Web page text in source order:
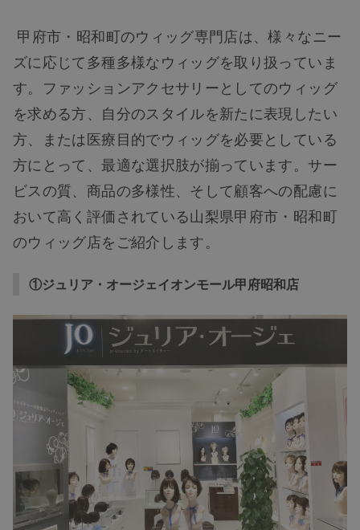
甲府市・昭和町のウィッグ専門店は、様々なニー
ズに応じて多種多様なウィッグを取り扱っていま
す。ファッションアクセサリーとしてのウィッグ
を求める方、自分のスタイルを新たに表現したい
方、または医療目的でウィッグを必要としている
方にとって、最適な選択肢が揃っています。サー
ビスの質、商品の多様性、そして顧客への配慮に
おいて高く評価されている山梨県甲府市・昭和町
のウィッグ店をご紹介します。
①ジュリア・オージェイオンモール甲府昭和店